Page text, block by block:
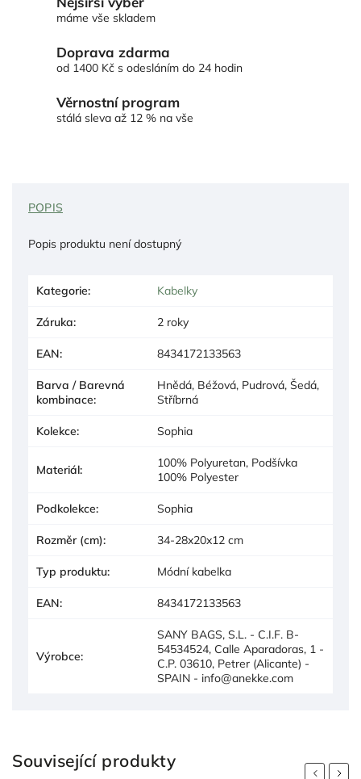
máme vše skladem
Doprava zdarma
od 1400 Kč s odesláním do 24 hodin
Věrnostní program
stálá sleva až 12 % na vše
POPIS
Popis produktu není dostupný
Kategorie: Kabelky
Záruka: 2 roky
EAN: 8434172133563
Barva / Barevná
kombinace:
Hnědá, Béžová, Pudrová, Šedá,
Stříbrná
Kolekce: Sophia
Materiál:
100% Polyuretan, Podšívka
100% Polyester
Podkolekce: Sophia
Rozměr (cm): 34-28x20x12 cm
Typ produktu: Módní kabelka
EAN: 8434172133563
Výrobce:
SANY BAGS, S.L. - C.I.F. B-
54534524, Calle Aparadoras, 1 -
C.P. 03610, Petrer (Alicante) -
SPAIN - info@anekke.com
Související produkty
Previous
Next